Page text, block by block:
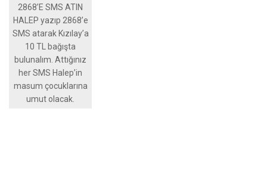
2868’E SMS ATIN
HALEP yazıp 2868’e
SMS atarak Kızılay’a
10 TL bağışta
bulunalım. Attığınız
her SMS Halep’in
masum çocuklarına
umut olacak.